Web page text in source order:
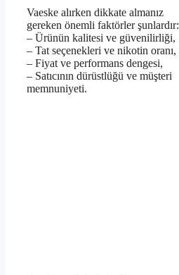
Vaeske alırken dikkate almanız
gereken önemli faktörler şunlardır:
– Ürünün kalitesi ve güvenilirliği,
– Tat seçenekleri ve nikotin oranı,
– Fiyat ve performans dengesi,
– Satıcının dürüstlüğü ve müşteri
memnuniyeti.